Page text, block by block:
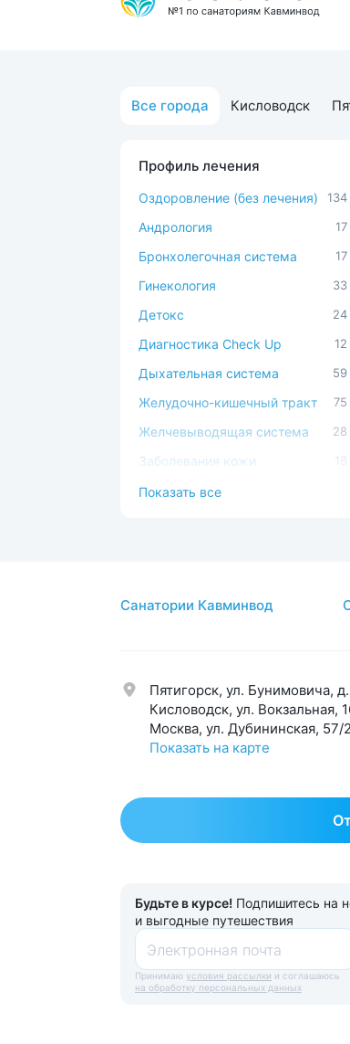
Все города Кисловодск
Профиль лечения
Оздоровление (без лечения) 134
Андрология 17
Бронхолегочная система 17
Гинекология 33
Детокс 24
Диагностика Check Up 12
Дыхательная система 59
Желудочно-кишечный тракт 75
Желчевыводящая система 28
Заболевания кожи 18
Иммунная система
Мочеполовая система 39
Общетерапевтический 123
Показать все
Санатории Кавминвод
Пятигорск, ул. Бунимовича,
Кисловодск, ул. Вокзальная,
Москва, ул. Дубининская, 57/2
Показать на карте
Будьте в курсе! Подпишитесь на
и выгодные путешествия
Электронная почта
Принимаю условия рассылки и соглашаюсь
на обработку персональных данных